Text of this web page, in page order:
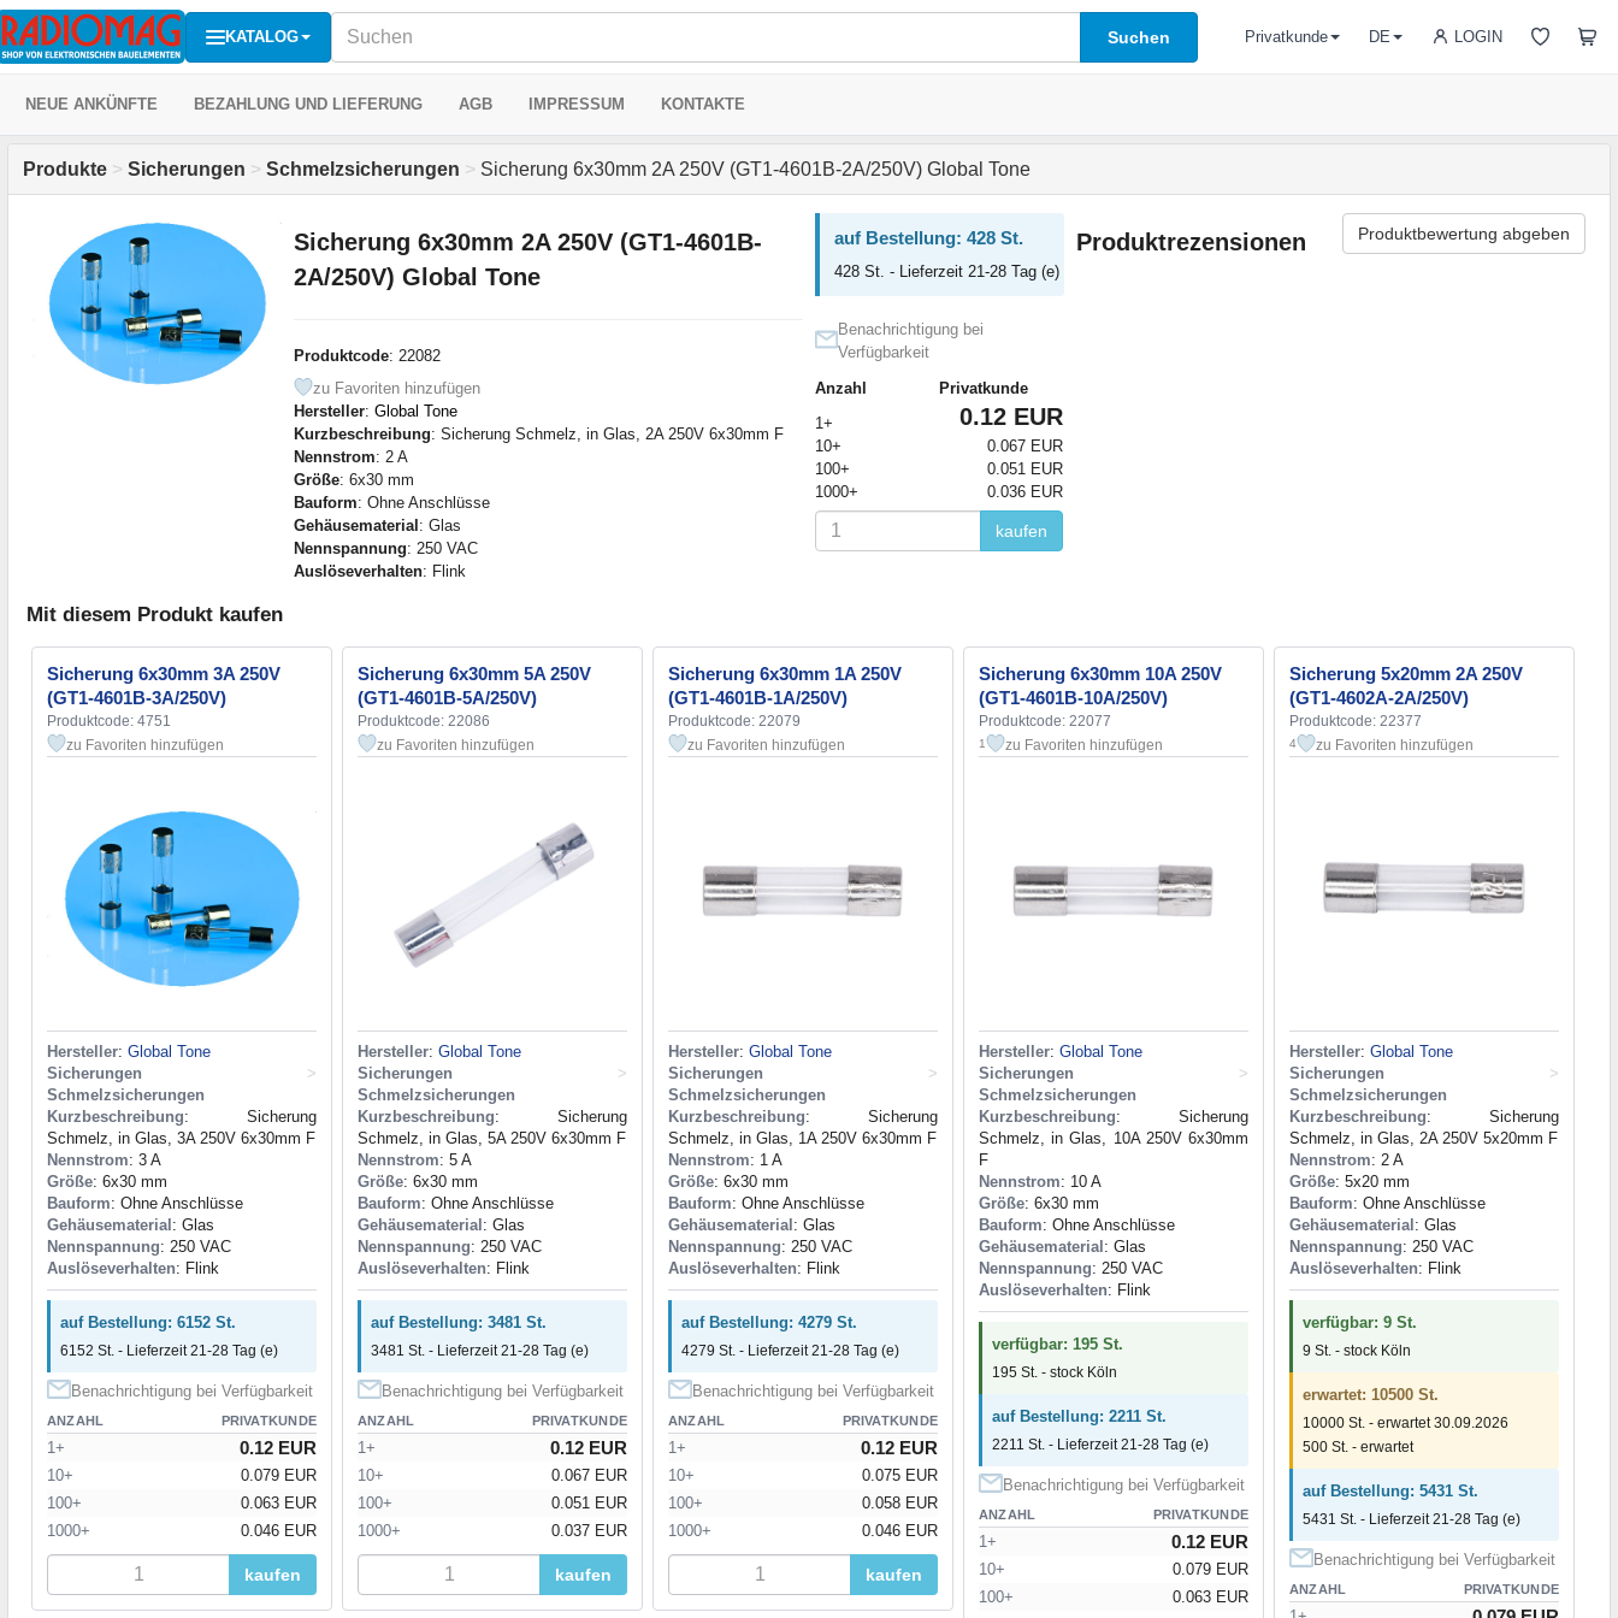
KATALOG Suchen LOGIN
Privatkunde DE
NEUE ANKÜNFTE BEZAHLUNG UND LIEFERUNG AGB IMPRESSUM KONTAKTE
Produkte > Sicherungen > Schmelzsicherungen > Sicherung 6x30mm 2A 250V (GT1-4601B-2A/250V) Global Tone
Sicherung 6x30mm 2A 250V (GT1-4601B-
2A/250V) Global Tone
Produktcode: 22082
zu Favoriten hinzufügen
Hersteller: Global Tone
Kurzbeschreibung: Sicherung Schmelz, in Glas, 2A 250V 6x30mm F
Nennstrom: 2 A
Größe: 6x30 mm
Bauform: Ohne Anschlüsse
Gehäusematerial : Glas
Nennspannung: 250 VAC
Auslöseverhalten: Flink
auf Bestellung: 428 St.
428 St. - Lieferzeit 21-28 Tag (e)
Benachrichtigung bei
Verfügbarkeit
Anzahl
Privatkunde
1+
0.12 EUR
10+
0.067 EUR
100+
0.051 EUR
1000+
0.036 EUR
kaufen
Produktrezensionen Produktbewertung abgeben
Mit diesem Produkt kaufen
Sicherung 6x30mm 3A 250V
(GT1-4601B-3A/250V)
Produktcode: 4751
zu Favoriten hinzufügen
Hersteller: Global Tone
Sicherungen
>
Schmelzsicherungen
Kurzbeschreibung: Sicherung
Schmelz, in Glas, 3A 250V 6x30mm F
Nennstrom: 3 A
Größe: 6x30 mm
Bauform: Ohne Anschlüsse
Gehäusematerial : Glas
Nennspannung: 250 VAC
Auslöseverhalten: Flink
auf Bestellung: 6152 St.
6152 St. - Lieferzeit 21-28 Tag (e)
Benachrichtigung bei Verfügbarkeit
ANZAHL PRIVATKUNDE
1+ 0.12 EUR
10+
0.079 EUR
100+
0.063 EUR
1000+
0.046 EUR
kaufen
Sicherung 6x30mm 5A 250V
(GT1-4601B-5A/250V)
Produktcode: 22086
zu Favoriten hinzufügen
Hersteller: Global Tone
Sicherungen
>
Schmelzsicherungen
Kurzbeschreibung: Sicherung
Schmelz, in Glas, 5A 250V 6x30mm F
Nennstrom: 5 A
Größe: 6x30 mm
Bauform: Ohne Anschlüsse
Gehäusematerial : Glas
Nennspannung: 250 VAC
Auslöseverhalten: Flink
auf Bestellung: 3481 St.
3481 St. - Lieferzeit 21-28 Tag (e)
Benachrichtigung bei Verfügbarkeit
ANZAHL PRIVATKUNDE
1+ 0.12 EUR
10+
0.067 EUR
100+
0.051 EUR
1000+
0.037 EUR
kaufen
Sicherung 6x30mm 1A 250V
(GT1-4601B-1A/250V)
Produktcode: 22079
zu Favoriten hinzufügen
Hersteller: Global Tone
Sicherungen
>
Schmelzsicherungen
Kurzbeschreibung: Sicherung
Schmelz, in Glas, 1A 250V 6x30mm F
Nennstrom: 1 A
Größe: 6x30 mm
Bauform: Ohne Anschlüsse
Gehäusematerial : Glas
Nennspannung: 250 VAC
Auslöseverhalten: Flink
auf Bestellung: 4279 St.
4279 St. - Lieferzeit 21-28 Tag (e)
Benachrichtigung bei Verfügbarkeit
ANZAHL PRIVATKUNDE
1+ 0.12 EUR
10+
0.075 EUR
100+
0.058 EUR
1000+
0.046 EUR
kaufen
Sicherung 6x30mm 10A 250V
(GT1-4601B-10A/250V)
Produktcode: 22077
1 zu Favoriten hinzufügen
Hersteller: Global Tone
Sicherungen
>
Schmelzsicherungen
Kurzbeschreibung: Sicherung
Schmelz, in Glas, 10A 250V 6x30mm
F
Nennstrom: 10 A
Größe: 6x30 mm
Bauform: Ohne Anschlüsse
Gehäusematerial : Glas
Nennspannung: 250 VAC
Auslöseverhalten: Flink
verfügbar: 195 St.
195 St. - stock Köln
auf Bestellung: 2211 St.
2211 St. - Lieferzeit 21-28 Tag (e)
Benachrichtigung bei Verfügbarkeit
ANZAHL PRIVATKUNDE
1+ 0.12 EUR
10+
0.079 EUR
100+
0.063 EUR
Sicherung 5x20mm 2A 250V
(GT1-4602A-2A/250V)
Produktcode: 22377
4 zu Favoriten hinzufügen
Hersteller: Global Tone
Sicherungen
>
Schmelzsicherungen
Kurzbeschreibung: Sicherung
Schmelz, in Glas, 2A 250V 5x20mm F
Nennstrom: 2 A
Größe: 5x20 mm
Bauform: Ohne Anschlüsse
Gehäusematerial : Glas
Nennspannung: 250 VAC
Auslöseverhalten: Flink
verfügbar: 9 St.
9 St. - stock Köln
erwartet: 10500 St.
10000 St. - erwartet 30.09.2026
500 St. - erwartet
auf Bestellung: 5431 St.
5431 St. - Lieferzeit 21-28 Tag (e)
Benachrichtigung bei Verfügbarkeit
ANZAHL PRIVATKUNDE